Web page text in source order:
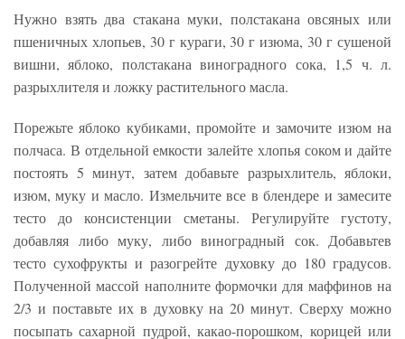
Нужно взять два стакана муки, полстакана овсяных или
пшеничных хлопьев, 30 г кураги, 30 г изюма, 30 г сушеной
вишни, яблоко, полстакана виноградного сока, 1,5 ч. л.
разрыхлителя и ложку растительного масла.
Порежьте яблоко кубиками, промойте и замочите изюм на
полчаса. В отдельной емкости залейте хлопья соком и дайте
постоять 5 минут, затем добавьте разрыхлитель, яблоки,
изюм, муку и масло. Измельчите все в блендере и замесите
тесто до консистенции сметаны. Регулируйте густоту,
добавляя либо муку, либо виноградный сок. Добавьтев
тесто сухофрукты и разогрейте духовку до 180 градусов.
Полученной массой наполните формочки для маффинов на
2/3 и поставьте их в духовку на 20 минут. Сверху можно
посыпать сахарной пудрой, какао-порошком, корицей или